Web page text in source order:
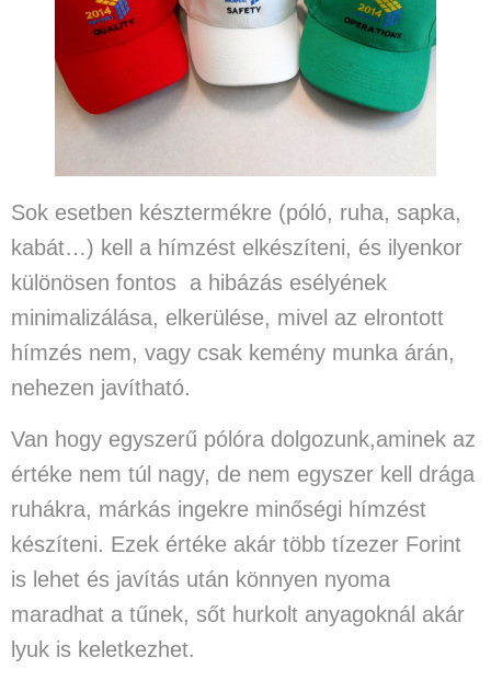
Sok esetben késztermékre (póló, ruha, sapka,
kabát…) kell a hímzést elkészíteni, és ilyenkor
különösen fontos a hibázás esélyének
minimalizálása, elkerülése, mivel az elrontott
hímzés nem, vagy csak kemény munka árán,
nehezen javítható.
Van hogy egyszerű pólóra dolgozunk,aminek az
értéke nem túl nagy, de nem egyszer kell drága
ruhákra, márkás ingekre minőségi hímzést
készíteni. Ezek értéke akár több tízezer Forint
is lehet és javítás után könnyen nyoma
maradhat a tűnek, sőt hurkolt anyagoknál akár
lyuk is keletkezhet.